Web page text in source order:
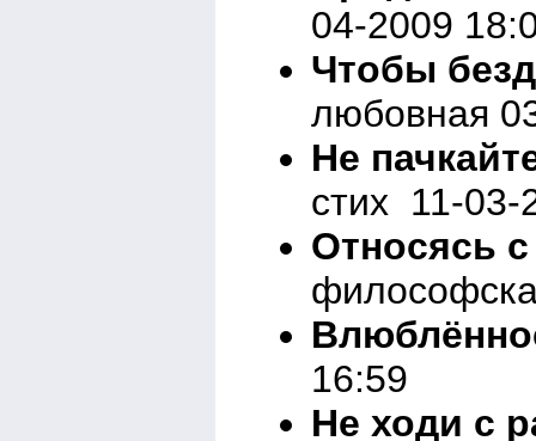
04-2009
Чтобы
любовная
Не
стих 11-03-
Относясь
16:59
Не ходи с